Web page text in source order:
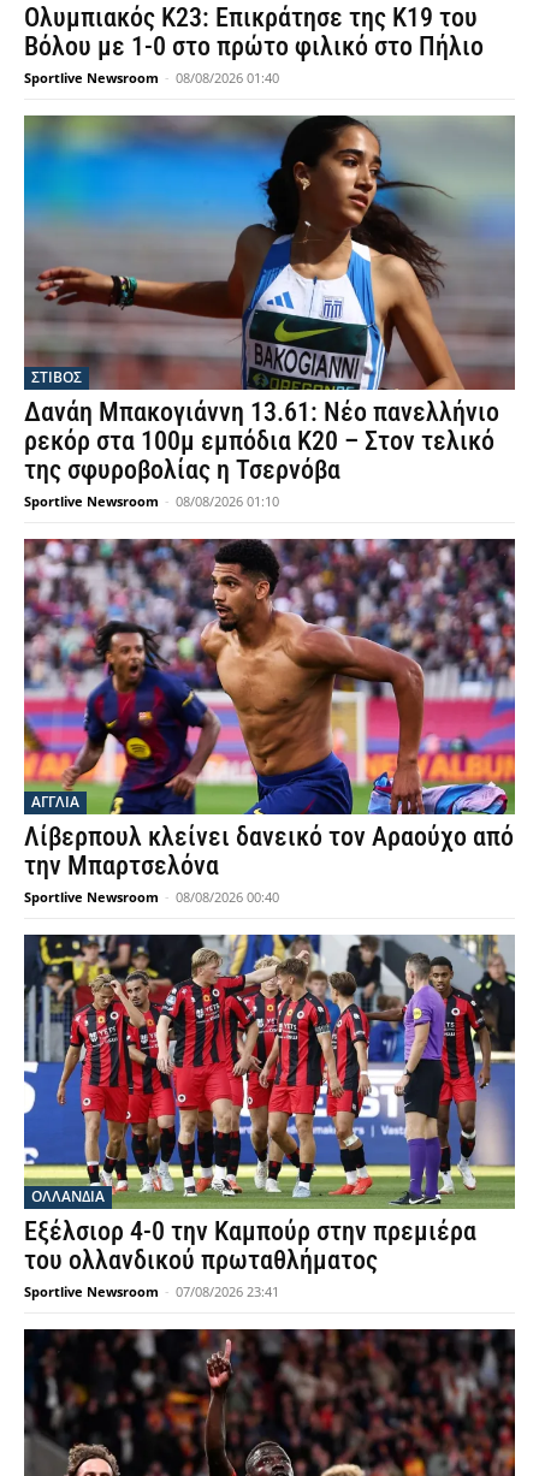
Ολυμπιακός Κ23: Επικράτησε της Κ19 του
Βόλου με 1-0 στο πρώτο φιλικό στο Πήλιο
Sportlive Newsroom - 08/08/2026 01:40
ΣΤΙΒΟΣ
Δανάη Μπακογιάννη 13.61: Νέο πανελλήνιο
ρεκόρ στα 100μ εμπόδια Κ20 – Στον τελικό
της σφυροβολίας η Τσερνόβα
Sportlive Newsroom - 08/08/2026 01:10
ΑΓΓΛΙΑ
Λίβερπουλ κλείνει δανεικό τον Αραούχο από
την Μπαρτσελόνα
Sportlive Newsroom - 08/08/2026 00:40
OΛΛΑΝΔΊΑ
Εξέλσιορ 4-0 την Καμπούρ στην πρεμιέρα
του ολλανδικού πρωταθλήματος
Sportlive Newsroom - 07/08/2026 23:41